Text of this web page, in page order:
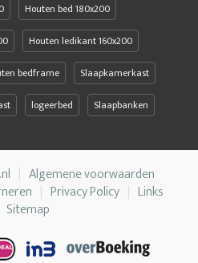
Houten bed 180x200
Houten ledikant 160x200
bedframe
Slaapkamerkast
logeerbed Slaapbanken
Algemene voorwaarden
Privacy Policy
Links
Sitemap